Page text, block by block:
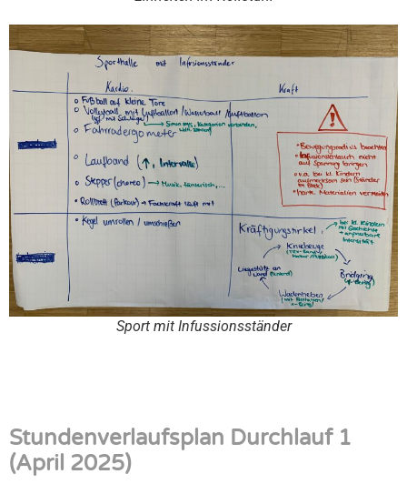
Sport mit Infussionsständer
Stundenverlaufsplan Durchlauf 1
(April 2025)